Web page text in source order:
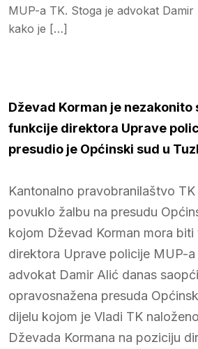
MUP-a TK. Stoga je advokat
kako je […]
Dževad Korman je nezakonito
funkcije direktora Uprave
presudio je Općinski sud u
Kantonalno pravobranilaštvo
povuklo žalbu na presudu
kojom Dževad Korman mora
direktora Uprave policije MUP-
advokat Damir Alić danas
opravosnažena presuda
dijelu kojom je Vladi TK
Dževada Kormana na poziciju